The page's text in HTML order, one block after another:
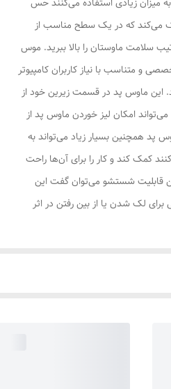
می‌کند که در یک سطح مناسب از
سلامت ماوستان را بالا ببرید. موس
و متناسب با نیاز کاربران کامپیوتر
این ماوس پد در قسمت زیرین خود از
امکان لیز خوردن ماوس پد از
پد همچنین بسیار زیاد می‌تواند به
کمک کند و کار را برای آن‌ها راحت
قابلیت شستشو می‌توان گفت این
برای لک شدن یا از بین رفتن در اثر